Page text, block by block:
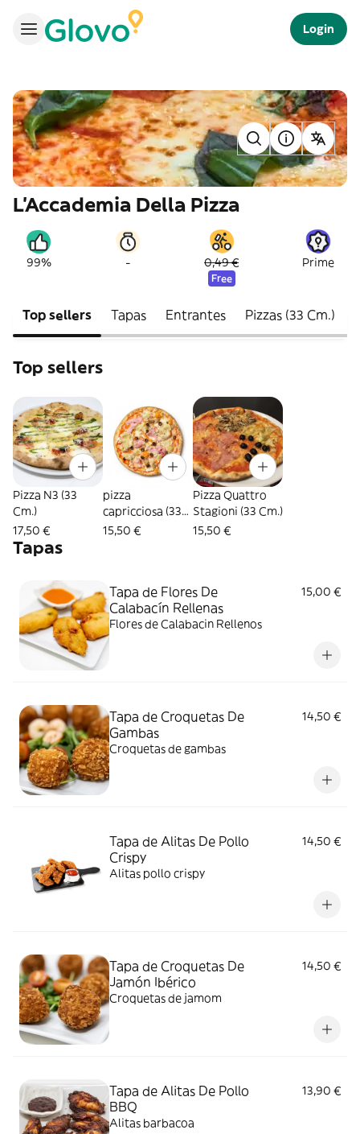
Login
L'Accademia Della Pizza
99% - 0,49 €
Free
Prime
Top sellers Tapas Entrantes Pizzas (33 Cm.)
Top sellers
Pizza N3 (33
Cm.)
17,50 €
pizza
capricciosa (33
cm.)
15,50 €
Pizza Quattro
Stagioni (33 Cm.)
15,50 €
Tapas
Tapa de Flores De
Calabacín Rellenas
15,00 €
Flores de Calabacin Rellenos
Tapa de Croquetas De
Gambas
14,50 €
Croquetas de gambas
Tapa de Alitas De Pollo
Crispy
14,50 €
Alitas pollo crispy
Tapa de Croquetas De
Jamón Ibérico
14,50 €
Croquetas de jamom
Tapa de Alitas De Pollo
BBQ
13,90 €
Alitas barbacoa